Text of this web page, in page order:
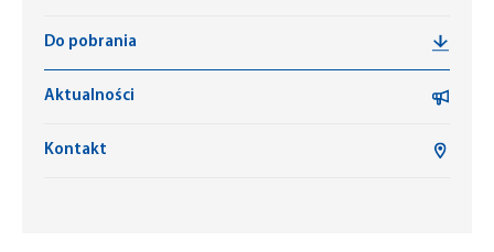
Do pobrania
Aktualności
Kontakt